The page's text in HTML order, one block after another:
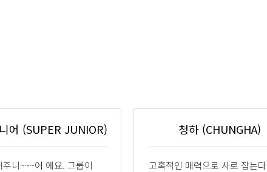
어 (SUPER JUNIOR)
니~~~어 에요. 그룹이
청하 (CHUNGHA)
고혹적인 매력으로 사로 잡는다